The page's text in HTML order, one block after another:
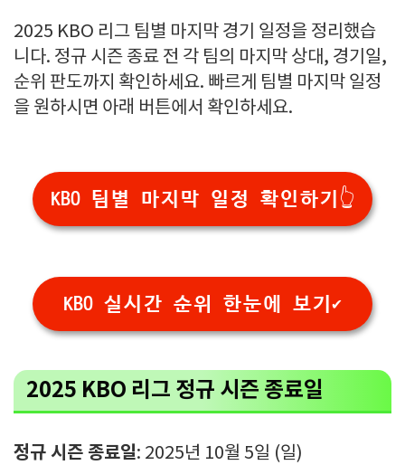
2025 KBO 리그 팀별 마지막 경기 일정을 정리했습
니다. 정규 시즌 종료 전 각 팀의 마지막 상대, 경기일,
순위 판도까지 확인하세요. 빠르게 팀별 마지막 일정
을 원하시면 아래 버튼에서 확인하세요.
KBO 팀별 마지막 일정 확인하기👆
KBO 실시간 순위 한눈에 보기✔️
2025 KBO 리그 정규 시즌 종료일
정규 시즌 종료일: 2025년 10월 5일 (일)